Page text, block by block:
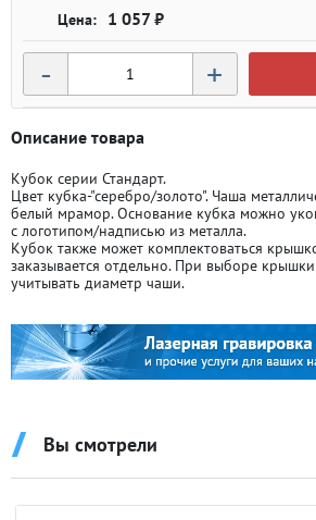
1 057 ₽
- +
Описание товара
Кубок серии Стандарт.
Цвет кубка-"серебро/золото". Чаша
белый мрамор. Основание кубка можно
с логотипом/надписью из металла.
Кубок также может комплектоваться
заказывается отдельно. При выборе
учитывать диаметр чаши.
Вы смотрели